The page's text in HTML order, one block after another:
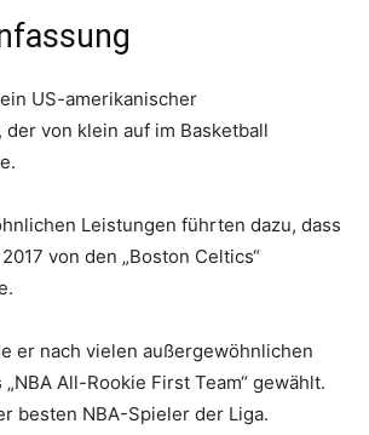
US-amerikanischer
der von klein auf im Basketball
Leistungen führten dazu, dass
von den „Boston Celtics“
er nach vielen außergewöhnlichen
All-Rookie First Team“ gewählt.
besten NBA-Spieler der Liga.